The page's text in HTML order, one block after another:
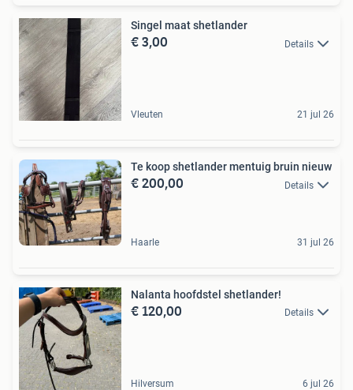
Singel maat shetlander
€ 3,00 Details
Vleuten 21 jul 26
Te koop shetlander mentuig bruin nieuw
€ 200,00 Details
Haarle 31 jul 26
Nalanta hoofdstel shetlander!
€ 120,00 Details
Hilversum 6 jul 26